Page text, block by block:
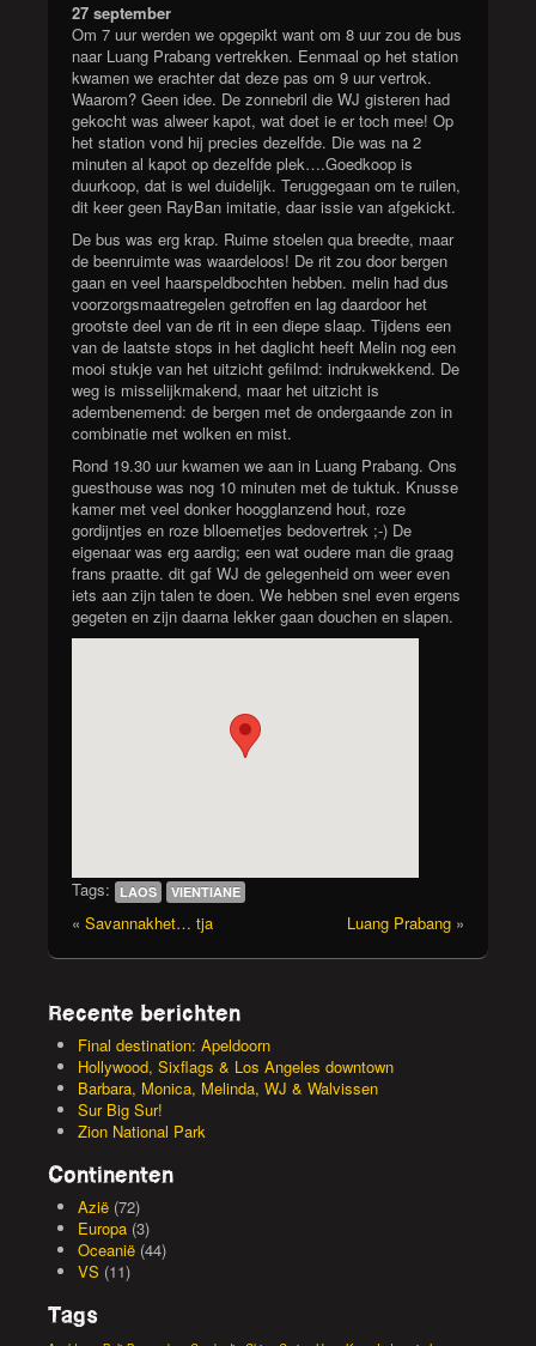
27 september
Om 7 uur werden we opgepikt want om 8 uur zou de bus
naar Luang Prabang vertrekken. Eenmaal op het station
kwamen we erachter dat deze pas om 9 uur vertrok.
Waarom? Geen idee. De zonnebril die WJ gisteren had
gekocht was alweer kapot, wat doet ie er toch mee! Op
het station vond hij precies dezelfde. Die was na 2
minuten al kapot op dezelfde plek….Goedkoop is
duurkoop, dat is wel duidelijk. Teruggegaan om te ruilen,
dit keer geen RayBan imitatie, daar issie van afgekickt.
De bus was erg krap. Ruime stoelen qua breedte, maar
de beenruimte was waardeloos! De rit zou door bergen
gaan en veel haarspeldbochten hebben. melin had dus
voorzorgsmaatregelen getroffen en lag daardoor het
grootste deel van de rit in een diepe slaap. Tijdens een
van de laatste stops in het daglicht heeft Melin nog een
mooi stukje van het uitzicht gefilmd: indrukwekkend. De
weg is misselijkmakend, maar het uitzicht is
adembenemend: de bergen met de ondergaande zon in
combinatie met wolken en mist.
Rond 19.30 uur kwamen we aan in Luang Prabang. Ons
guesthouse was nog 10 minuten met de tuktuk. Knusse
kamer met veel donker hoogglanzend hout, roze
gordijntjes en roze blloemetjes bedovertrek ;-) De
eigenaar was erg aardig; een wat oudere man die graag
frans praatte. dit gaf WJ de gelegenheid om weer even
iets aan zijn talen te doen. We hebben snel even ergens
gegeten en zijn daarna lekker gaan douchen en slapen.
Tags: LAOS VIENTIANE
« Savannakhet… tja Luang Prabang »
Recente berichten
Final destination: Apeldoorn
Hollywood, Sixflags & Los Angeles downtown
Barbara, Monica, Melinda, WJ & Walvissen
Sur Big Sur!
Zion National Park
Continenten
Azië (72)
Europa (3)
Oceanië (44)
VS (11)
Tags